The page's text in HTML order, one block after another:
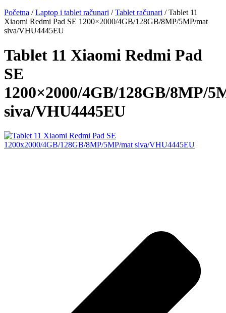
Početna /Laptop i tablet računari /Tablet računari / Tablet 11
Xiaomi Redmi Pad SE 1200×2000/4GB/128GB/8MP/5MP/mat
siva/VHU4445EU
Tablet 11 Xiaomi Redmi Pad
SE
1200×2000/4GB/128GB/8MP/
siva/VHU4445EU